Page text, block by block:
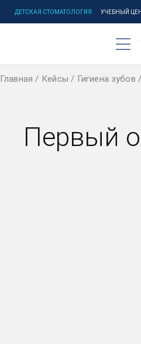
ДЕТСКАЯ СТОМАТОЛОГИЯ УЧЕБНЫЙ
Главная Кейсы Гигиена зубов
Первый